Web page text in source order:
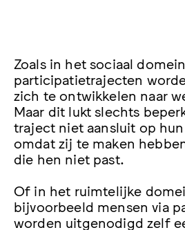
Zoals in het sociaal
participatietrajecten
zich te ontwikkelen naar
Maar dit lukt slechts
traject niet aansluit op
omdat zij te maken
die hen niet past.
Of in het ruimtelijke
bijvoorbeeld mensen via
worden uitgenodigd zelf